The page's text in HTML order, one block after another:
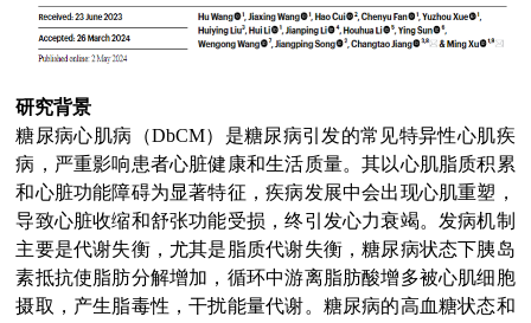
研究背景
糖尿病心肌病（DbCM）是糖尿病引发的常见特异性心肌疾
病，严重影响患者心脏健康和生活质量。其以心肌脂质积累
和心脏功能障碍为显著特征，疾病发展中会出现心肌重塑，
导致心脏收缩和舒张功能受损，终引发心力衰竭。发病机制
主要是代谢失衡，尤其是脂质代谢失衡，糖尿病状态下胰岛
素抵抗使脂肪分解增加，循环中游离脂肪酸增多被心肌细胞
摄取，产生脂毒性，干扰能量代谢。糖尿病的高血糖状态和